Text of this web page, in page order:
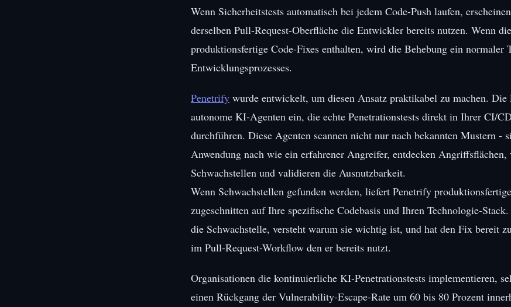
Wenn Sicherheitstests automatisch bei jedem Code-Push laufen,
derselben Pull-Request-Oberfläche die Entwickler bereits nutzen. Wenn
produktionsfertige Code-Fixes enthalten, wird die Behebung ein normaler
Entwicklungsprozesses.
Penetrify wurde entwickelt, um diesen Ansatz praktikabel zu machen. Die
autonome KI-Agenten ein, die echte Penetrationstests direkt in Ihrer CI/
durchführen. Diese Agenten scannen nicht nur nach bekannten Mustern -
Anwendung nach wie ein erfahrener Angreifer, entdecken Angriffsflächen,
Schwachstellen und validieren die Ausnutzbarkeit.
Wenn Schwachstellen gefunden werden, liefert Penetrify
zugeschnitten auf Ihre spezifische Codebasis und Ihren Technologie-
die Schwachstelle, versteht warum sie wichtig ist, und hat den Fix bereit
im Pull-Request-Workflow den er bereits nutzt.
Organisationen die kontinuierliche KI-Penetrationstests implementieren,
einen Rückgang der Vulnerability-Escape-Rate um 60 bis 80 Prozent